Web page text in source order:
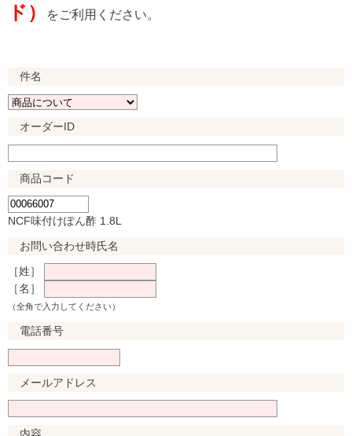
ド）
をご利用ください。
件名
オーダーID
商品コード
NCF味付けぽん酢 1.8L
お問い合わせ時氏名
［姓］
［名］
（全角で入力してください）
電話番号
メールアドレス